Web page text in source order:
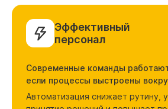
Эффективный
персонал
Современные команды
если процессы выстроены
Автоматизация снижает рутину,